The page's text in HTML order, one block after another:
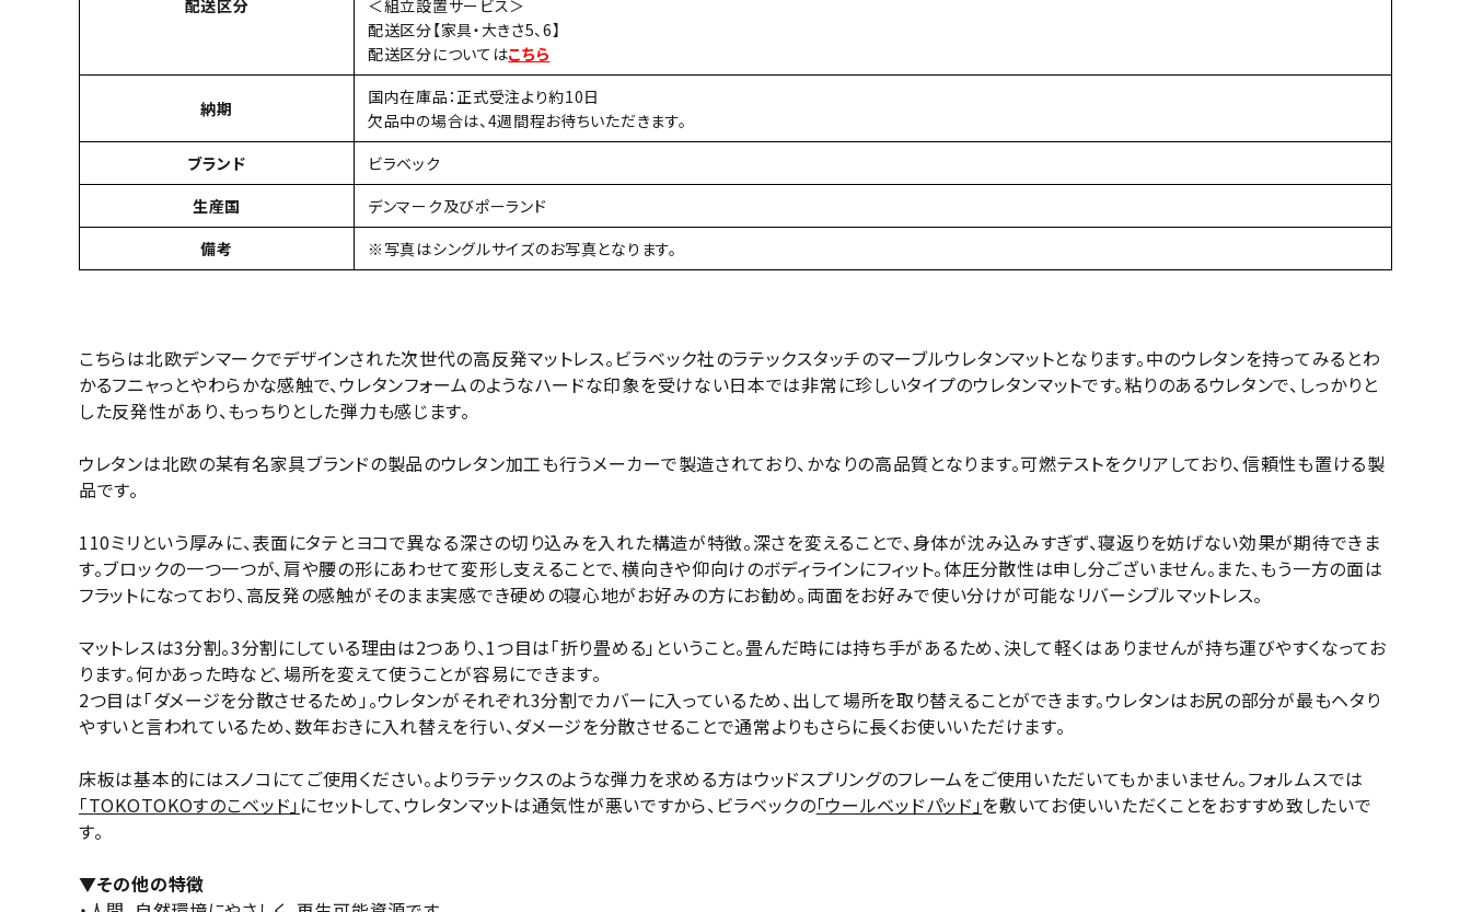
配送区分
＜組立設置サービス＞
配送区分【家具・大きさ5、6】
配送区分についてはこちら
納期
国内在庫品：正式受注より約10日
欠品中の場合は、4週間程お待ちいただきます。
ブランド
ビラベック
生産国
デンマーク及びポーランド
備考
※写真はシングルサイズのお写真となります。
こちらは北欧デンマークでデザインされた次世代の高反発マットレス。ビラベック社のラテックスタッチのマーブルウレタンマットとなります。中のウレタンを持ってみるとわ
かるフニャっとやわらかな感触で、ウレタンフォームのようなハードな印象を受けない日本では非常に珍しいタイプのウレタンマットです。粘りのあるウレタンで、しっかりと
した反発性があり、もっちりとした弾力も感じます。
ウレタンは北欧の某有名家具ブランドの製品のウレタン加工も行うメーカーで製造されており、かなりの高品質となります。可燃テストをクリアしており、信頼性も置ける製
品です。
110ミリという厚みに、表面にタテとヨコで異なる深さの切り込みを入れた構造が特徴。深さを変えることで、身体が沈み込みすぎず、寝返りを妨げない効果が期待できま
す。ブロックの一つ一つが、肩や腰の形にあわせて変形し支えることで、横向きや仰向けのボディラインにフィット。体圧分散性は申し分ございません。また、もう一方の面は
フラットになっており、高反発の感触がそのまま実感でき硬めの寝心地がお好みの方にお勧め。両面をお好みで使い分けが可能なリバーシブルマットレス。
マットレスは3分割。3分割にしている理由は2つあり、1つ目は「折り畳める」ということ。畳んだ時には持ち手があるため、決して軽くはありませんが持ち運びやすくなってお
ります。何かあった時など、場所を変えて使うことが容易にできます。
2つ目は「ダメージを分散させるため」。ウレタンがそれぞれ3分割でカバーに入っているため、出して場所を取り替えることができます。ウレタンはお尻の部分が最もヘタり
やすいと言われているため、数年おきに入れ替えを行い、ダメージを分散させることで通常よりもさらに長くお使いいただけます。
床板は基本的にはスノコにてご使用ください。よりラテックスのような弾力を求める方はウッドスプリングのフレームをご使用いただいてもかまいません。フォルムスでは
「TOKOTOKOすのこベッド」 にセットして、ウレタンマットは通気性が悪いですから、ビラベックの「ウールベッドパッド」を敷いてお使いいただくことをおすすめ致したいで
す。
▼その他の特徴